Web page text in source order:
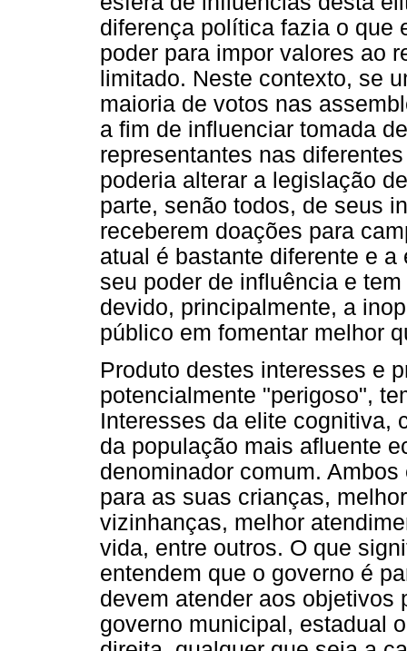
diferença política fazia o que
poder para impor valores ao
limitado. Neste contexto, se
maioria de votos nas
a fim de influenciar tomada
representantes nas
poderia alterar a legislação
parte, senão todos, de seus
receberem doações para
atual é bastante diferente e
seu poder de influência e
devido, principalmente, a
público em fomentar melhor
Produto destes interesses e
potencialmente "perigoso",
Interesses da elite cognitiva,
da população mais afluente
denominador comum.
para as suas crianças,
vizinhanças, melhor
vida, entre outros. O que
entendem que o governo é
devem atender aos objetivos
governo municipal, estadual